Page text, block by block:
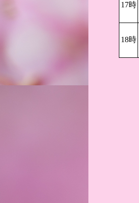
17時
18時